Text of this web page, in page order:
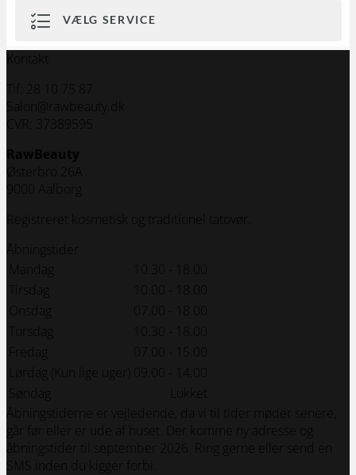
Tlf: 28 10 75 87
Salon@rawbeauty.dk
CVR: 37389595
RawBeauty
Østerbro 26A
9000 Aalborg
Registreret kosmetisk og traditionel tatovør.
Åbningstider
Mandag
Tirsdag
Onsdag
Torsdag
Fredag
Lørdag (Kun lige uger)
09.00 - 14.00
Søndag
Lukket
Åbningstiderne er vejledende, da vi til tider møder senere,
går før eller er ude af huset. Der komme ny adresse og
åbningstider til september 2026. Ring gerne eller send en
SMS inden du kigger forbi.